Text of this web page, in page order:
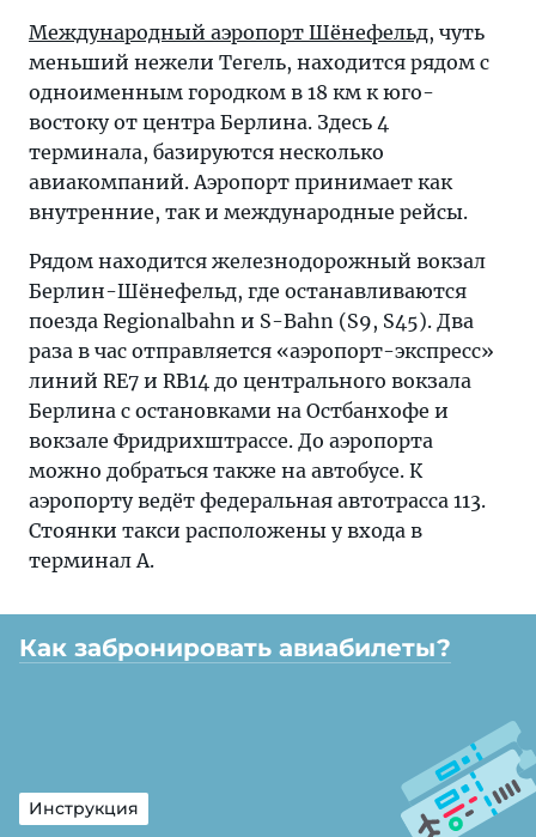
Международный аэропорт Шёнефельд, чуть
меньший нежели Тегель, находится рядом с
одноименным городком в 18 км к юго-
востоку от центра Берлина. Здесь 4
терминала, базируются несколько
авиакомпаний. Аэропорт принимает как
внутренние, так и международные рейсы.
Рядом находится железнодорожный вокзал
Берлин-Шёнефельд, где останавливаются
поезда Regionalbahn и S-Bahn (S9, S45). Два
раза в час отправляется «аэропорт-экспресс»
линий RE7 и RB14 до центрального вокзала
Берлина с остановками на Остбанхофе и
вокзале Фридрихштрассе. До аэропорта
можно добраться также на автобусе. К
аэропорту ведёт федеральная автотрасса 113.
Стоянки такси расположены у входа в
терминал А.
Как забронировать авиабилеты?
Инструкция